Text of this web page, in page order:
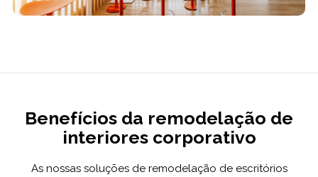
Benefícios da remodelação de
interiores corporativo
As nossas soluções de remodelação de escritórios